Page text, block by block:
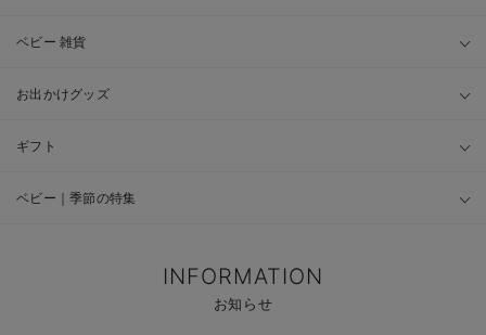
ベビー 雑貨
お出かけグッズ
ギフト
ベビー｜季節の特集
INFORMATION
お知らせ